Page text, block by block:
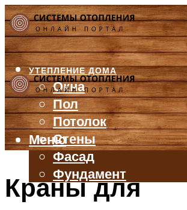
УТЕПЛЕНИЕ ДОМА
Окна
Пол
Потолок
Стены
Фасад
Фундамент
БАЛКОН И ЛОДЖИЯ
Меню
Краны для